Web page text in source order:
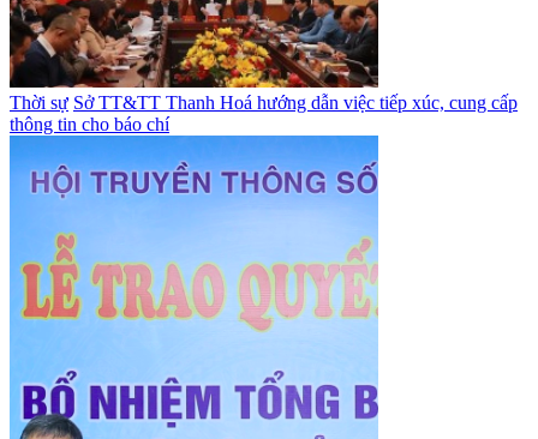
Thời sự Sở TT&TT Thanh Hoá hướng dẫn việc tiếp xúc, cung cấp
thông tin cho báo chí